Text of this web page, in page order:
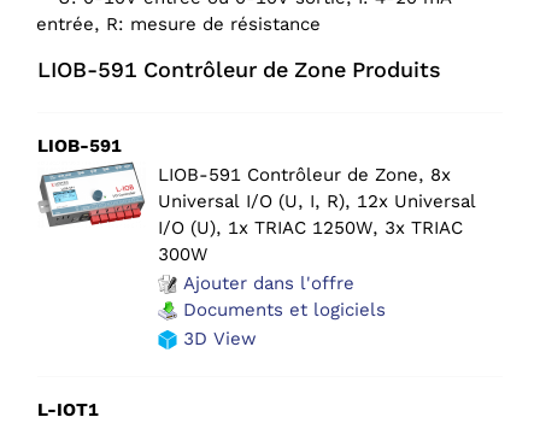
entrée, R: mesure de résistance
LIOB-591 Contrôleur de Zone Produits
LIOB-591
LIOB-591 Contrôleur de Zone, 8x
Universal I/O (U, I, R), 12x Universal
I/O (U), 1x TRIAC 1250W, 3x TRIAC
300W
Ajouter dans l'offre
Documents et logiciels
3D View
L-IOT1